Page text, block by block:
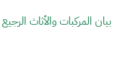
بيان المركبات والأثاث